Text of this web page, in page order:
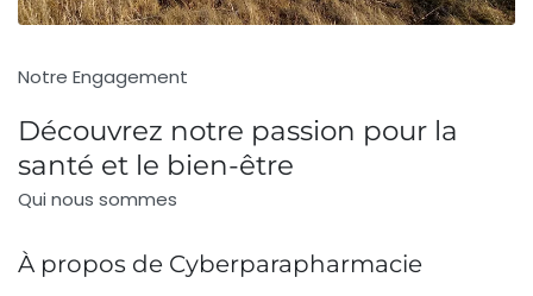
Notre Engagement
Découvrez notre passion pour la
santé et le bien-être
Qui nous sommes
À propos de Cyberparapharmacie